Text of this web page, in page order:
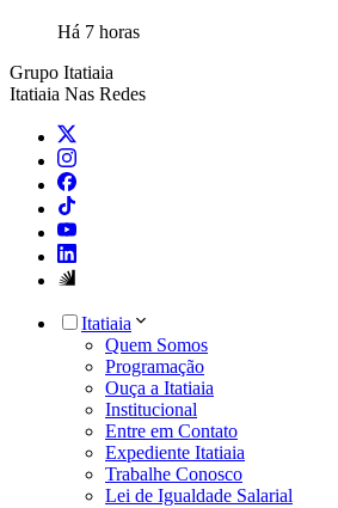
Há 7 horas
Grupo Itatiaia
Itatiaia Nas Redes
Itatiaia
Quem Somos
Programação
Ouça a Itatiaia
Institucional
Entre em Contato
Expediente Itatiaia
Trabalhe Conosco
Lei de Igualdade Salarial